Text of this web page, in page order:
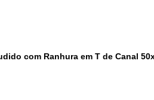
com Ranhura em T de Canal